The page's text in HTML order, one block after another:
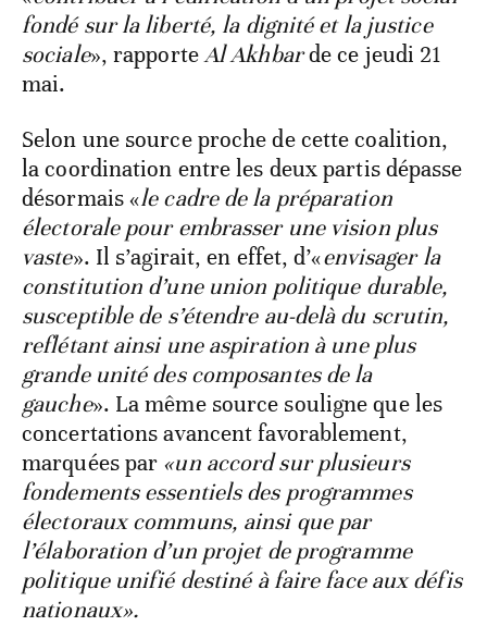
fondé sur la liberté, la dignité et la justice
sociale», rapporteAl Akhbarde ce jeudi 21
mai.
Selon une source proche de cette coalition,
la coordination entre les deux partis dépasse
désormais «le cadre de la préparation
électorale pour embrasser une vision plus
vaste». Il s’agirait, en effet, d’«envisager la
constitution d’une union politique durable,
susceptible de s’étendre au-delà du scrutin,
reflétant ainsi une aspiration à une plus
grande unité des composantes de la
gauche». La même source souligne que les
concertations avancent favorablement,
marquées par «un accord sur plusieurs
fondements essentiels des programmes
électoraux communs, ainsi que par
l’élaboration d’un projet de programme
politique unifié destiné à faire face aux défis
nationaux».